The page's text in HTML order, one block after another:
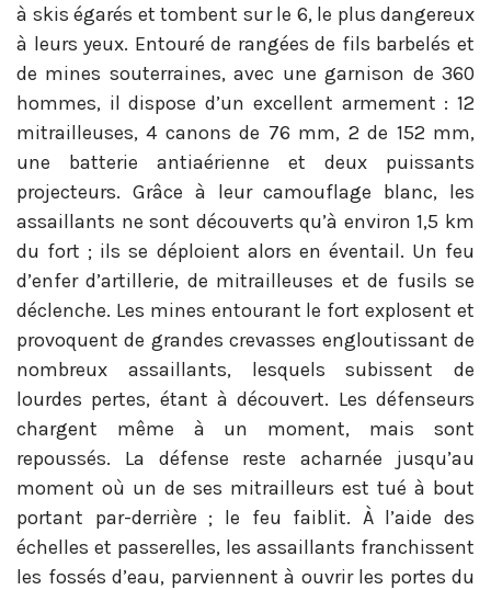
à skis égarés et tombent sur le 6, le plus dangereux
à leurs yeux. Entouré de rangées de fils barbelés et
de mines souterraines, avec une garnison de 360
hommes, il dispose d’un excellent armement : 12
mitrailleuses, 4 canons de 76 mm, 2 de 152 mm,
une batterie antiaérienne et deux puissants
projecteurs. Grâce à leur camouflage blanc, les
assaillants ne sont découverts qu’à environ 1,5 km
du fort ; ils se déploient alors en éventail. Un feu
d’enfer d’artillerie, de mitrailleuses et de fusils se
déclenche. Les mines entourant le fort explosent et
provoquent de grandes crevasses engloutissant de
nombreux assaillants, lesquels subissent de
lourdes pertes, étant à découvert. Les défenseurs
chargent même à un moment, mais sont
repoussés. La défense reste acharnée jusqu’au
moment où un de ses mitrailleurs est tué à bout
portant par-derrière ; le feu faiblit. À l’aide des
échelles et passerelles, les assaillants franchissent
les fossés d’eau, parviennent à ouvrir les portes du